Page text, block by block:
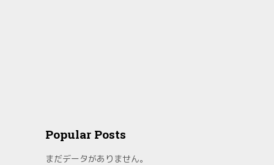
Popular Posts
まだデータがありません。